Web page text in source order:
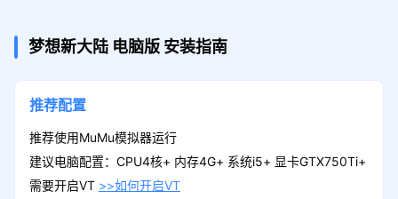
梦想新大陆 电脑版 安装指南
推荐配置
推荐使用MuMu模拟器运行
建议电脑配置：CPU4核+ 内存4G+ 系统i5+ 显卡GTX750Ti+
需要开启VT >>如何开启VT